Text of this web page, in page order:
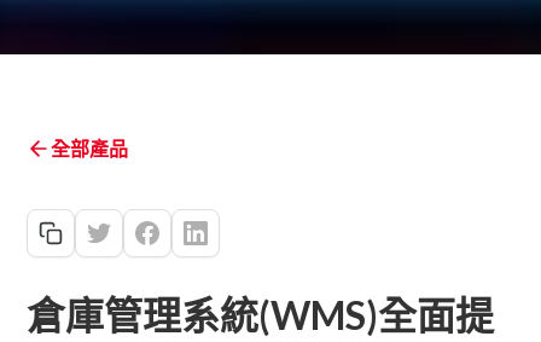
全部產品
倉庫管理系統(WMS)全面提